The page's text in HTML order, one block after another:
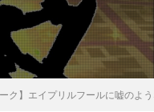
ーク】エイプリルフールに嘘のよ